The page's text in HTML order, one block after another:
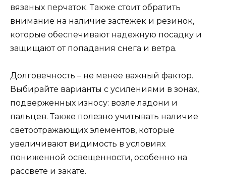
вязаных перчаток. Также стоит обратить
внимание на наличие застежек и резинок,
которые обеспечивают надежную посадку и
защищают от попадания снега и ветра.
Долговечность – не менее важный фактор.
Выбирайте варианты с усилениями в зонах,
подверженных износу: возле ладони и
пальцев. Также полезно учитывать наличие
светоотражающих элементов, которые
увеличивают видимость в условиях
пониженной освещенности, особенно на
рассвете и закате.